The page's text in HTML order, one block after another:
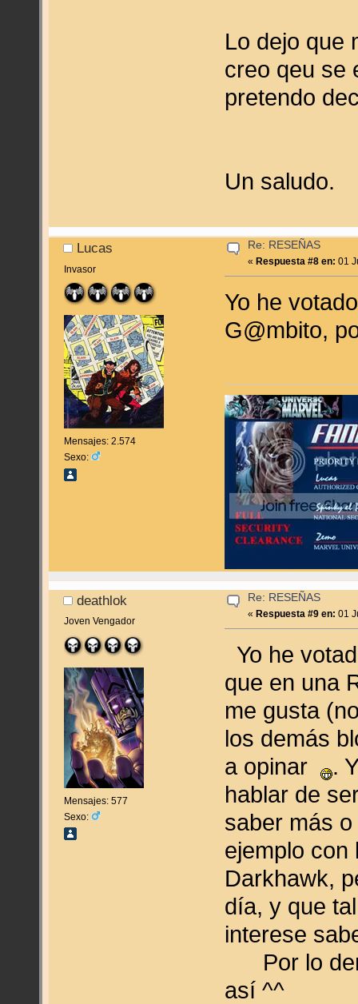
Lo dejo que
creo qeu se
pretendo
Un saludo.
Lucas
Invasor
Mensajes: 2.574
Sexo:
Re: RESEÑAS
«Respuesta #8 en: 01
Yo he
G@mbito,
deathlok
Joven Vengador
Mensajes: 577
Sexo:
Re: RESEÑAS
«Respuesta #9 en: 01
Yo he
que en una
me gusta
los demás
a opinar .
hablar de
saber más
ejemplo con
Darkhawk,
día, y que
interese
Por lo
así ^^